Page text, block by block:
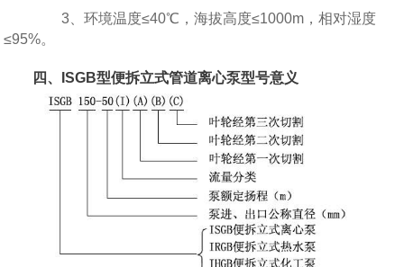
3、环境温度≤40℃，海拔高度≤1000m，相对湿度
≤95%。
四、ISGB型便拆立式管道离心泵型号意义